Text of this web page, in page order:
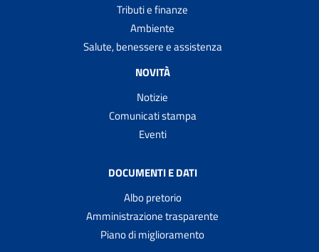
Tributi e finanze
Ambiente
Salute, benessere e assistenza
NOVITÀ
Notizie
Comunicati stampa
Eventi
DOCUMENTI E DATI
Albo pretorio
Amministrazione trasparente
Piano di miglioramento